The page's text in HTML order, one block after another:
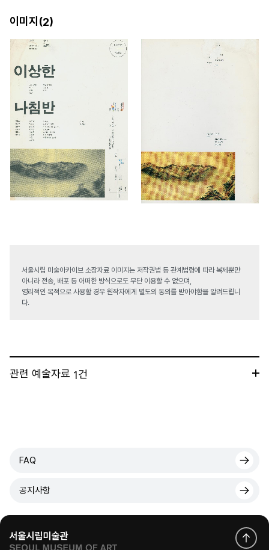
이미지(2)
서울시립 미술아카이브 소장자료 이미지는 저작권법 등 관계법령에 따라 복제뿐만
아니라 전송, 배포 등 어떠한 방식으로도 무단 이용할 수 없으며,
영리적인 목적으로 사용할 경우 원작자에게 별도의 동의를 받아야함을 알려드립니
다.
관련 예술자료 1건
FAQ
공지사항